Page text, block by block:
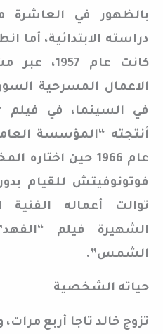
بالظهور في العاشرة
دراسته الابتدائية، أما
كانت عام
الاعمال المسرحية
في السينما، في فيلم
أنتجته “المؤسسة
عام 1966 حين
فوتونوفيتش للقيام
توالت أعماله الفنية
الشهيرة فيلم
الشمس”.
حياته الشخصية
تزوج خالد تاجا أربع